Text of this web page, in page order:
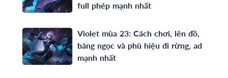
full phép mạnh nhất
Violet mùa 23: Cách chơi, lên đồ,
bảng ngọc và phù hiệu đi rừng, ad
mạnh nhất